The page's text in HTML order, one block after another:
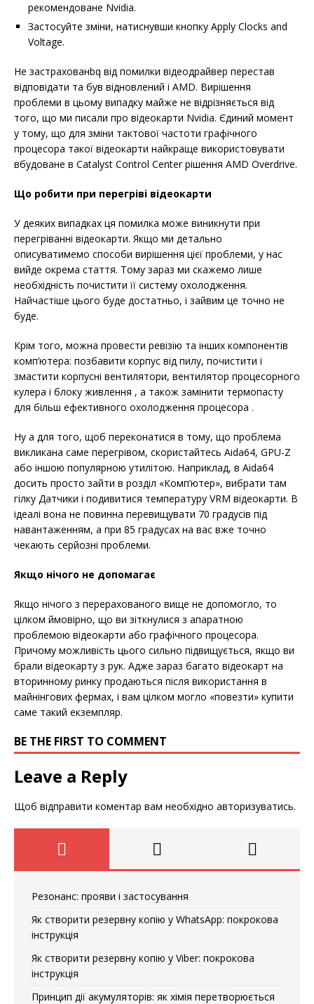
рекомендоване Nvidia.
Застосуйте зміни, натиснувши кнопку Apply Clocks and
Voltage.
Не застрахованbq від помилки відеодрайвер перестав
відповідати та був відновлений і AMD. Вирішення
проблеми в цьому випадку майже не відрізняється від
того, що ми писали про відеокарти Nvidia. Єдиний момент
у тому, що для зміни тактової частоти графічного
процесора такої відеокарти найкраще використовувати
вбудоване в Catalyst Control Center рішення AMD Overdrive.
Що робити при перегріві відеокарти
У деяких випадках ця помилка може виникнути при
перегріванні відеокарти. Якщо ми детально
описуватимемо способи вирішення цієї проблеми, у нас
вийде окрема стаття. Тому зараз ми скажемо лише
необхідність почистити її систему охолодження.
Найчастіше цього буде достатньо, і зайвим це точно не
буде.
Крім того, можна провести ревізію та інших компонентів
комп’ютера: позбавити корпус від пилу, почистити і
змастити корпусні вентилятори, вентилятор процесорного
кулера і блоку живлення , а також замінити термопасту
для більш ефективного охолодження процесора .
Ну а для того, щоб переконатися в тому, що проблема
викликана саме перегрівом, скористайтесь Aida64, GPU-Z
або іншою популярною утилітою. Наприклад, в Aida64
досить просто зайти в розділ «Комп’ютер», вибрати там
гілку Датчики і подивитися температуру VRM відеокарти. В
ідеалі вона не повинна перевищувати 70 градусів під
навантаженням, а при 85 градусах на вас вже точно
чекають серйозні проблеми.
Якщо нічого не допомагає
Якщо нічого з перерахованого вище не допомогло, то
цілком ймовірно, що ви зіткнулися з апаратною
проблемою відеокарти або графічного процесора.
Причому можливість цього сильно підвищується, якщо ви
брали відеокарту з рук. Адже зараз багато відеокарт на
вторинному ринку продаються після використання в
майнінгових фермах, і вам цілком могло «повезти» купити
саме такий екземпляр.
BE THE FIRST TO COMMENT
Leave a Reply
Щоб відправити коментар вам необхідно авторизуватись.
Резонанс: прояви і застосування
Як створити резервну копію у WhatsApp: покрокова
інструкція
Як створити резервну копію у Viber: покрокова
інструкція
Принцип дії акумуляторів: як хімія перетворюється